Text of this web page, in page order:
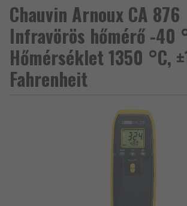
Chauvin Arnoux CA 876
Infravörös hőmérő -40
Hőmérséklet 1350 °C,
Fahrenheit